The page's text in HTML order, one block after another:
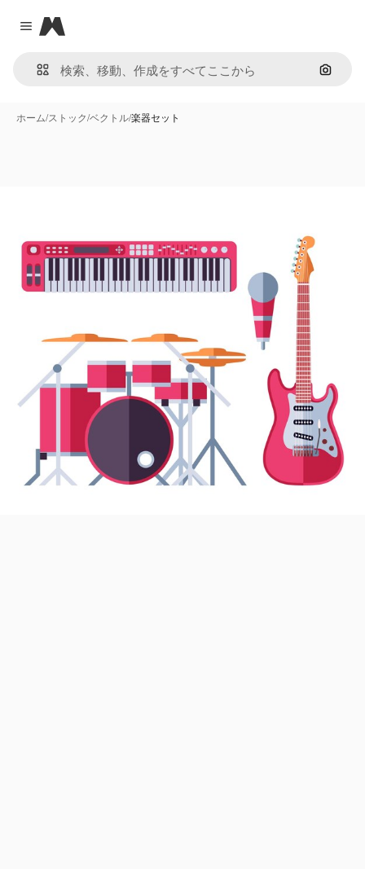
Close menu
Magnific
画像で
ホーム/ストック/ベクトル/楽器セット